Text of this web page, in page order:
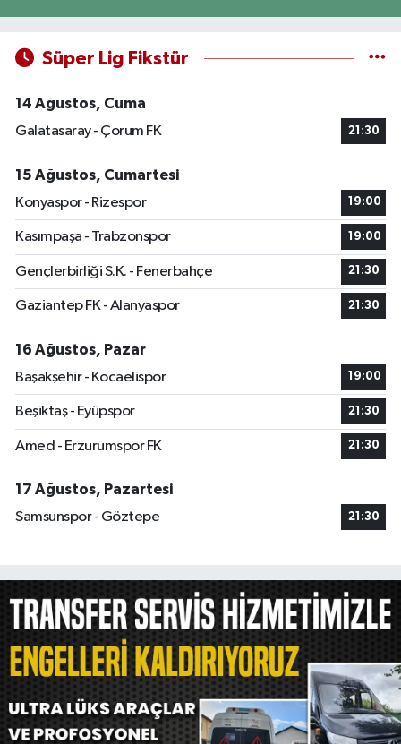
Süper Lig Fikstür
14 Ağustos, Cuma
Galatasaray - Çorum FK
21:30
15 Ağustos, Cumartesi
Konyaspor - Rizespor
19:00
Kasımpaşa - Trabzonspor 19:00
Gençlerbirliği S.K. - Fenerbahçe 21:30
Gaziantep FK - Alanyaspor 21:30
16 Ağustos, Pazar
Başakşehir - Kocaelispor
19:00
Beşiktaş - Eyüpspor 21:30
Amed - Erzurumspor FK 21:30
17 Ağustos, Pazartesi
Samsunspor - Göztepe
21:30